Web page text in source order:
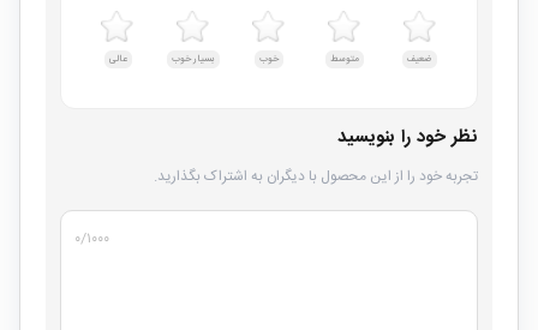
ضعیف متوسط خوب بسیار خوب عالی
نظر خود را بنویسید
تجربه خود را از این محصول با دیگران به اشتراک بگذارید.
۰/۱۰۰۰